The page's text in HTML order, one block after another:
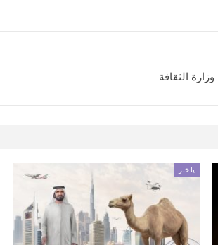
يا خبر